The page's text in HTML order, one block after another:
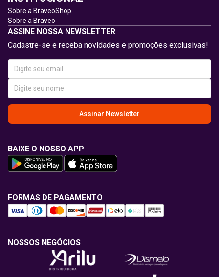
Sobre a BraveoShop
Sobre a Braveo
ASSINE NOSSA NEWSLETTER
Cadastre-se e receba novidades e promoções exclusivas!
Assinar Newsletter
BAIXE O NOSSO APP
FORMAS DE PAGAMENTO
NOSSOS NEGÓCIOS